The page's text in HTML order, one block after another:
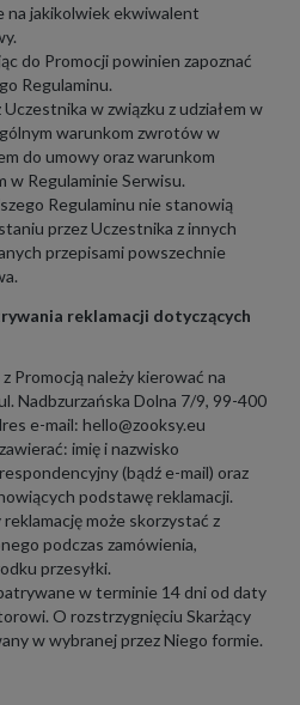
na jakikolwiek ekwiwalent
do Promocji powinien zapoznać
Regulaminu.
w związku z udziałem w
warunkom zwrotów w
do umowy oraz warunkom
w Regulaminie Serwisu.
Regulaminu nie stanowią
przez Uczestnika z innych
przepisami powszechnie
reklamacji dotyczących
Promocją należy kierować na
Nadbzurzańska Dolna 7/9, 99-400
e-mail: hello@zooksy.eu
imię i nazwisko
(bądź e-mail) oraz
podstawę reklamacji.
może skorzystać z
podczas zamówienia,
przesyłki.
w terminie 14 dni od daty
O rozstrzygnięciu Skarżący
w wybranej przez Niego formie.